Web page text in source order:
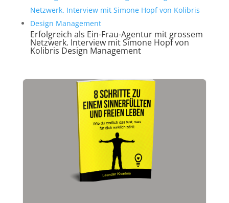
Erfolgreich als Ein-Frau-Agentur mit grossem
Netzwerk. Interview mit Simone Hopf von
Kolibris Design Management